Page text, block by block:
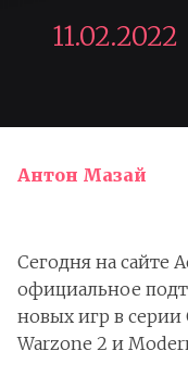
11.02.2022
Антон Мазай
Сегодня на сайте
официальное
новых игр в серии
Warzone 2 и